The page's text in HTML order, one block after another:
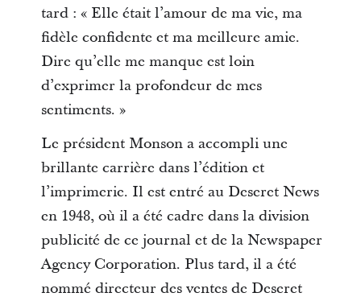
tard : « Elle était l’amour de ma vie, ma
fidèle confidente et ma meilleure amie.
Dire qu’elle me manque est loin
d’exprimer la profondeur de mes
sentiments. »
Le président Monson a accompli une
brillante carrière dans l’édition et
l’imprimerie. Il est entré au Deseret News
en 1948, où il a été cadre dans la division
publicité de ce journal et de la Newspaper
Agency Corporation. Plus tard, il a été
nommé directeur des ventes de Deseret